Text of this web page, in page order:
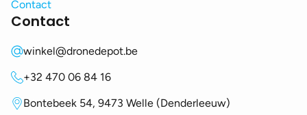
Contact
Contact
winkel@dronedepot.be
+32 470 06 84 16
Bontebeek 54, 9473 Welle (Denderleeuw)